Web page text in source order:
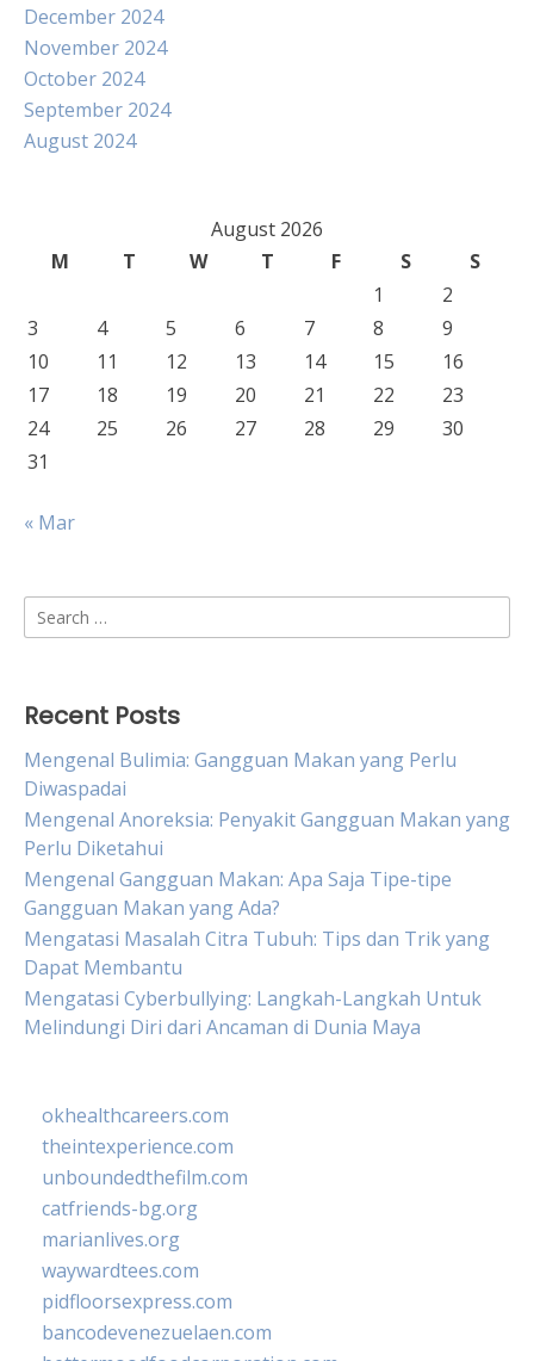
December 2024
November 2024
October 2024
September 2024
August 2024
August 2026
M
T W T F S
S
1
2
3
4 5 6 7 8
9
10
11 12 13 14 15
16
17
18 19 20 21 22
23
24
25 26 27 28 29
30
31
« Mar
Search
for:
Recent Posts
Mengenal Bulimia: Gangguan Makan yang Perlu
Diwaspadai
Mengenal Anoreksia: Penyakit Gangguan Makan yang
Perlu Diketahui
Mengenal Gangguan Makan: Apa Saja Tipe-tipe
Gangguan Makan yang Ada?
Mengatasi Masalah Citra Tubuh: Tips dan Trik yang
Dapat Membantu
Mengatasi Cyberbullying: Langkah-Langkah Untuk
Melindungi Diri dari Ancaman di Dunia Maya
okhealthcareers.com
theintexperience.com
unboundedthefilm.com
catfriends-bg.org
marianlives.org
waywardtees.com
pidfloorsexpress.com
bancodevenezuelaen.com